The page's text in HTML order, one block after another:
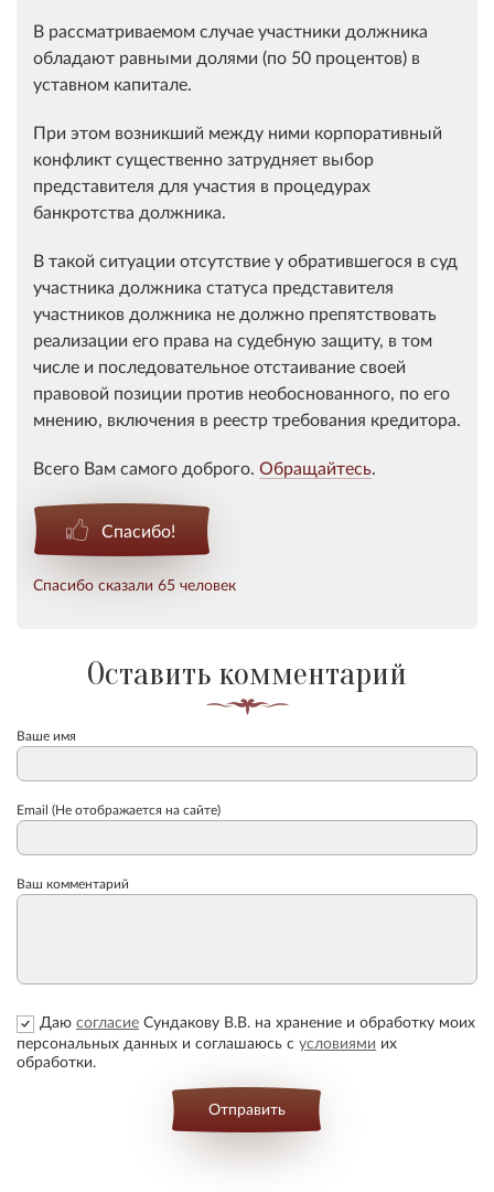
В рассматриваемом случае участники должника
обладают равными долями (по 50 процентов) в
уставном капитале.
При этом возникший между ними корпоративный
конфликт существенно затрудняет выбор
представителя для участия в процедурах
банкротства должника.
В такой ситуации отсутствие у обратившегося в суд
участника должника статуса представителя
участников должника не должно препятствовать
реализации его права на судебную защиту, в том
числе и последовательное отстаивание своей
правовой позиции против необоснованного, по его
мнению, включения в реестр требования кредитора.
Всего Вам самого доброго. Обращайтесь.
Спасибо!
Спасибо сказали 65 человек
Оставить комментарий
Ваше имя
Email (Не отображается на сайте)
Ваш комментарий
Даю согласие Сундакову В.В. на хранение и обработку моих
персональных данных и соглашаюсь с условиями их
обработки.
Отправить